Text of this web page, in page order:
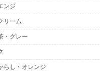
ンジ
リーム
・グレー
らし・オレンジ